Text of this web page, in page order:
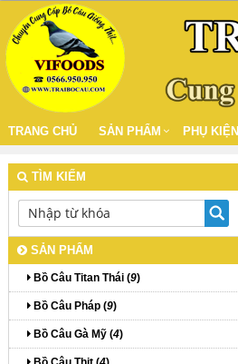
TRANG CHỦ SẢN PHẨM PHỤ KIỆN
TÌM KIẾM
SẢN PHẨM
Bồ Câu Titan Thái (9)
Bồ Câu Pháp (9)
Bồ Câu Gà Mỹ (4)